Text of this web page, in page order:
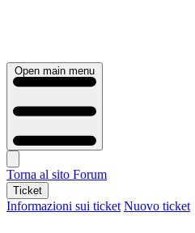
Open main menu
Torna al sito Forum
Ticket
Informazioni sui ticket Nuovo ticket